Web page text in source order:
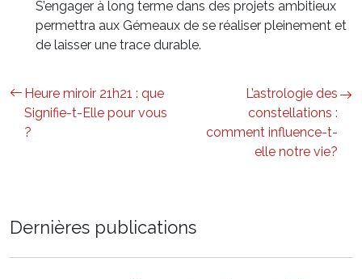
S’engager à long terme dans des projets ambitieux
permettra aux Gémeaux de se réaliser pleinement et
de laisser une trace durable.
Heure miroir 21h21 : que
Signifie-t-Elle pour vous
?
L’astrologie des
constellations :
comment influence-t-
elle notre vie?
Dernières publications